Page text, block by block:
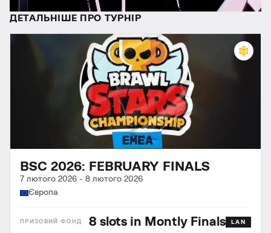
ДЕТАЛЬНІШЕ ПРО ТУРНІР
BSC 2026: FEBRUARY FINALS
7 лютого 2026 - 8 лютого 2026
Європа
8 slots in Montly Finals LAN